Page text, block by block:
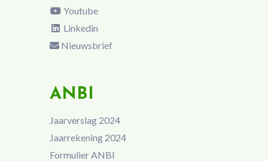
Youtube
Linkedin
Nieuwsbrief
ANBI
Jaarverslag 2024
Jaarrekening 2024
Formulier ANBI